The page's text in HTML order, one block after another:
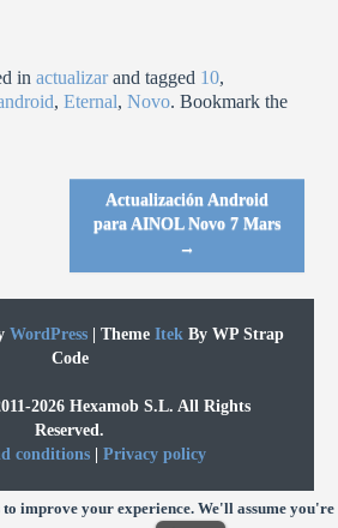
inactualizarand tagged 10,
,Eternal,Novo. Bookmark the
Actualización Android
para AINOL Novo 7 Mars
→
WordPress Theme Itek By WP Strap
Code
2026 Hexamob S.L. All Rights
Reserved.
conditions| Privacy policy
to improve your experience. We'll assume you're